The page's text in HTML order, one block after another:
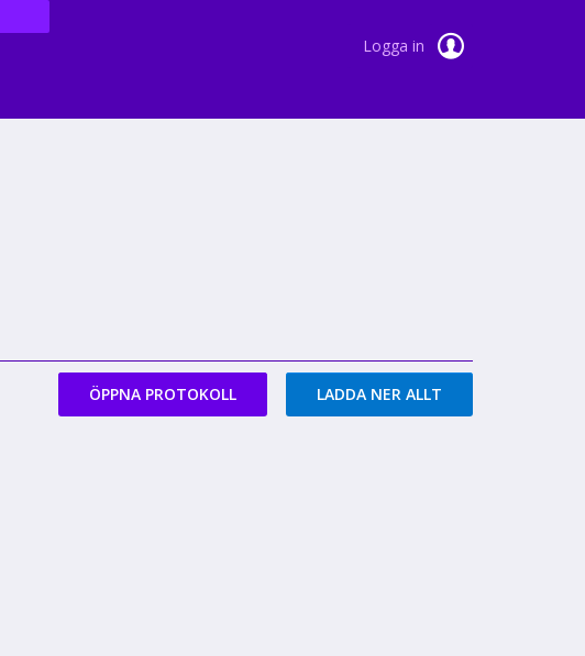
Logga in
ÖPPNA PROTOKOLL LADDA NER ALLT